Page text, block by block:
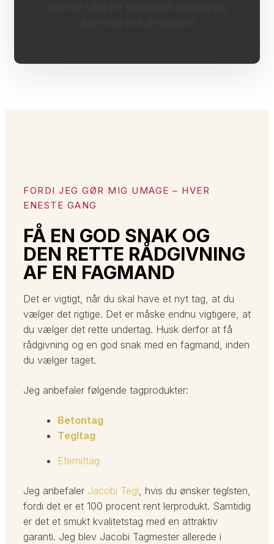
FORDI JEG GØR MIG UMAGE – HVER
ENESTE GANG
FÅ EN GOD SNAK OG
DEN RETTE RÅDGIVNING
AF EN FAGMAND
Det er vigtigt, når du skal have et nyt tag, at du
vælger det rigtige. Det er måske endnu vigtigere, at
du vælger det rette undertag. Husk derfor at få
rådgivning og en god snak med en fagmand, inden
du vælger taget.​
Jeg anbefaler følgende tagprodukter:​
Betontag
Tegltag
Eternittag
Jeg anbefaler Jacobi Tegl, hvis du ønsker teglsten,
fordi det er et 100 procent rent lerprodukt. Samtidig
er det et smukt kvalitetstag med en attraktiv
garanti. Jeg blev Jacobi Tagmester allerede i